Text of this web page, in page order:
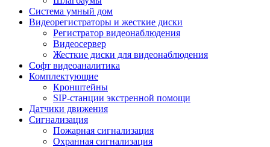
Cистема умный дом
Видеорегистраторы и жесткие диски
Регистратор видеонаблюдения
Видеосервер
Жесткие диски для видеонаблюдения
Софт видеоаналитика
Комплектующие
Кронштейны
SIP-станции экстренной помощи
Датчики движения
Сигнализация
Пожарная сигнализация
Охранная сигнализация